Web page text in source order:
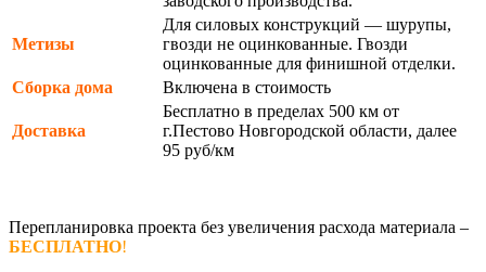
Метизы
Для силовых конструкций — шурупы,
гвозди не оцинкованные. Гвозди
оцинкованные для финишной отделки.
Сборка дома
Включена в стоимость
Доставка
Бесплатно в пределах 500 км от
г.Пестово Новгородской области, далее
95 руб/км
Перепланировка проекта без увеличения расхода материала –
БЕСПЛАТНО!